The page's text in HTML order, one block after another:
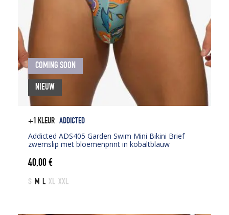
+1 KLEUR ADDICTED
Addicted ADS405 Garden Swim Mini Bikini Brief
zwemslip met bloemenprint in kobaltblauw
40,00€
S M L XL XXL
COMING SOON
NIEUW